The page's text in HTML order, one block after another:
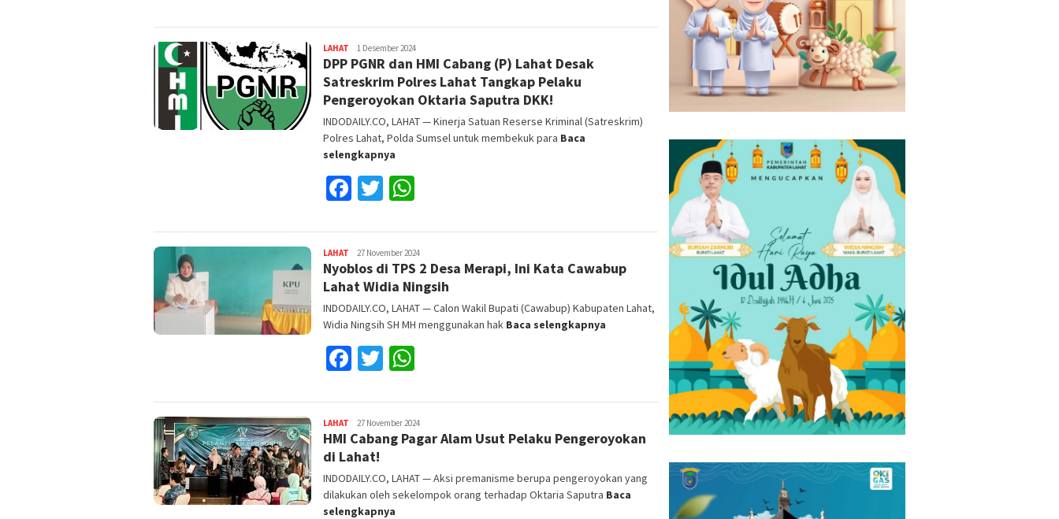
LAHAT Reza
Fajri
1 Desember 2024
DPP PGNR dan HMI Cabang (P) Lahat Desak
Satreskrim Polres Lahat Tangkap Pelaku
Pengeroyokan Oktaria Saputra DKK!
INDODAILY.CO, LAHAT — Kinerja Satuan Reserse Kriminal (Satreskrim)
Polres Lahat, Polda Sumsel untuk membekuk para Baca
selengkapnya
Facebook
Twitter
LAHAT Reza
Fajri
27 November 2024
Nyoblos di TPS 2 Desa Merapi, Ini Kata Cawabup
Lahat Widia Ningsih
INDODAILY.CO, LAHAT — Calon Wakil Bupati (Cawabup) Kabupaten Lahat,
Widia Ningsih SH MH menggunakan hak Baca selengkapnya
Facebook
Twitter
LAHAT Reza
Fajri
27 November 2024
HMI Cabang Pagar Alam Usut Pelaku Pengeroyokan
di Lahat!
INDODAILY.CO, LAHAT — Aksi premanisme berupa pengeroyokan yang
dilakukan oleh sekelompok orang terhadap Oktaria Saputra Baca
selengkapnya